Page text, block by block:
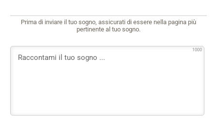
Prima di inviare il tuo sogno, assicurati di essere nella pagina più
pertinente al tuo sogno.
1000